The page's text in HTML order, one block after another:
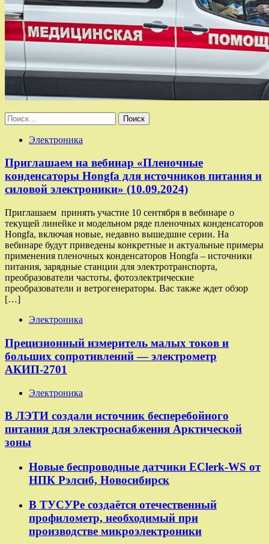
Найти:
Электроника
Приглашаем на вебинар «Пленочные
конденсаторы Hongfa для источников питания и
силовой электроники» (10.09.2024)
Приглашаем принять участие 10 сентября в вебинаре о
текущей линейке и модельном ряде пленочных конденсаторов
Hongfa, включая новые, недавно вышедшие серии. На
вебинаре будут приведены конкретные и актуальные примеры
применения пленочных конденсаторов Hongfa – источники
питания, зарядные станции для электротранспорта,
преобразователи частоты, фотоэлектрические
преобразователи и ветрогенераторы. Вас также ждет обзор
[…]
Электроника
Прецизионный измеритель малых токов и
больших сопротивлений — электрометр
АКИП-2701
Электроника
В ЛЭТИ создали источник бесперебойного
питания для электроснабжения Арктической
зоны
Новые беспроводные датчики EClerk-WS от
НПК Рэлсиб, Новосибирск
В ТУСУРе создаётся отечественный
профилометр, необходимый при
производстве микроэлектроники